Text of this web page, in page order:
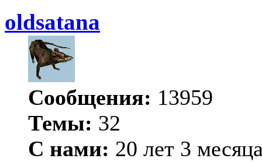
oldsatana
Сообщения: 13959
Темы: 32
С нами: 20 лет 3